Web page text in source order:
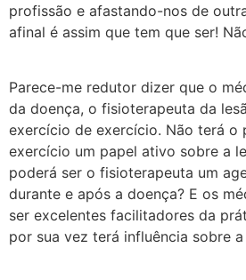
profissão e afastando-nos de
afinal é assim que tem que ser!
Parece-me redutor dizer que o
da doença, o fisioterapeuta da
exercício de exercício. Não terá o
exercício um papel ativo sobre a
poderá ser o fisioterapeuta um
durante e após a doença? E os
ser excelentes facilitadores da
por sua vez terá influência sobre a